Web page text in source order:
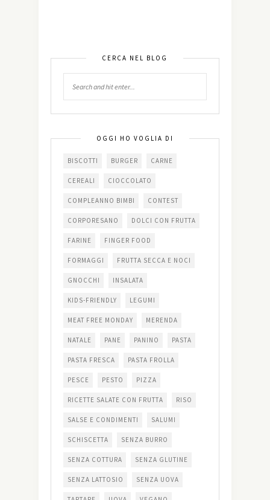
CERCA NEL BLOG
OGGI HO VOGLIA DI
BISCOTTI BURGER CARNE
CEREALI CIOCCOLATO
COMPLEANNO BIMBI CONTEST
CORPORESANO DOLCI CON FRUTTA
FARINE FINGER FOOD
FORMAGGI FRUTTA SECCA E NOCI
GNOCCHI INSALATA
KIDS-FRIENDLY LEGUMI
MEAT FREE MONDAY MERENDA
NATALE PANE PANINO PASTA
PASTA FRESCA PASTA FROLLA
PESCE PESTO PIZZA
RICETTE SALATE CON FRUTTA RISO
SALSE E CONDIMENTI SALUMI
SCHISCETTA SENZA BURRO
SENZA COTTURA SENZA GLUTINE
SENZA LATTOSIO SENZA UOVA